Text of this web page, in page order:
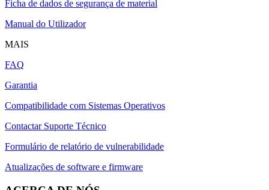
Ficha de dados de segurança de material
Manual do Utilizador
MAIS
FAQ
Garantia
Compatibilidade com Sistemas Operativos
Contactar Suporte Técnico
Formulário de relatório de vulnerabilidade
Atualizações de software e firmware